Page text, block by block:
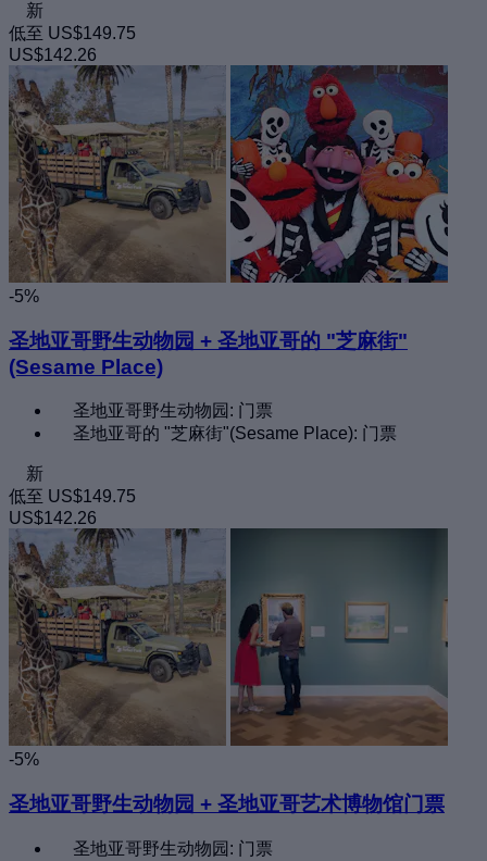
新
低至 US$149.75
US$142.26
-5%
圣地亚哥野生动物园 + 圣地亚哥的 "芝麻街"
(Sesame Place)
圣地亚哥野生动物园: 门票
圣地亚哥的 "芝麻街"(Sesame Place): 门票
新
低至 US$149.75
US$142.26
-5%
圣地亚哥野生动物园 + 圣地亚哥艺术博物馆门票
圣地亚哥野生动物园: 门票